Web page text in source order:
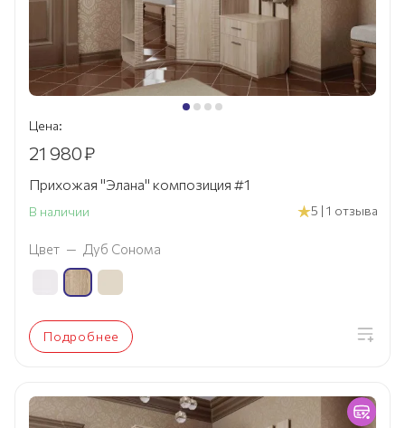
Цена:
21 980₽
Прихожая "Элана" композиция #1
В наличии 5 | 1 отзыва
Цвет — Дуб Сонома
Подробнее